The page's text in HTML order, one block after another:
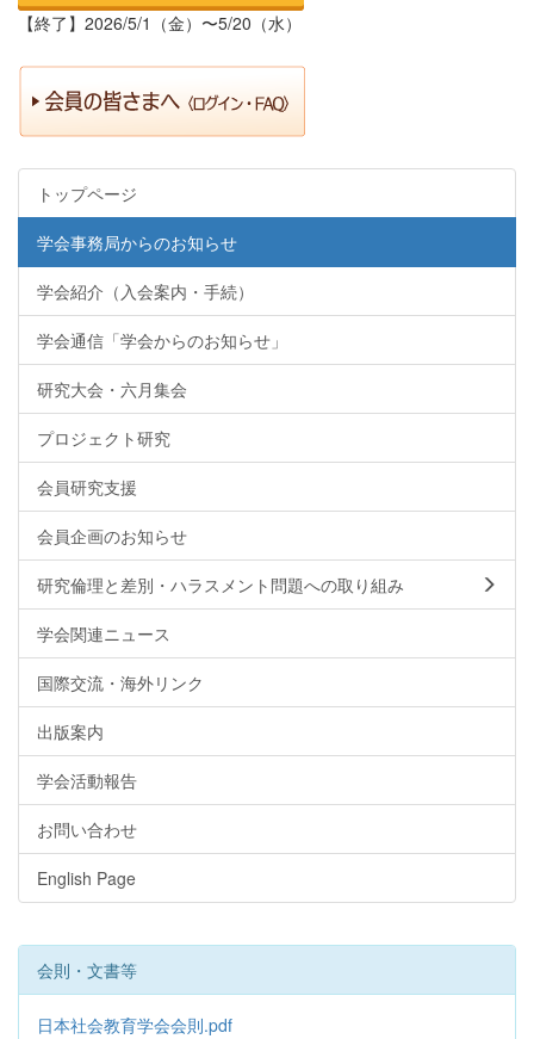
【終了】2026/5/1（金）〜5/20（水）
トップページ
学会事務局からのお知らせ
学会紹介（入会案内・手続）
学会通信「学会からのお知らせ」
研究大会・六月集会
プロジェクト研究
会員研究支援
会員企画のお知らせ
研究倫理と差別・ハラスメント問題への取り組み
学会関連ニュース
国際交流・海外リンク
出版案内
学会活動報告
お問い合わせ
English Page
会則・文書等
日本社会教育学会会則.pdf